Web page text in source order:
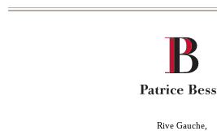
Rive Gauche,